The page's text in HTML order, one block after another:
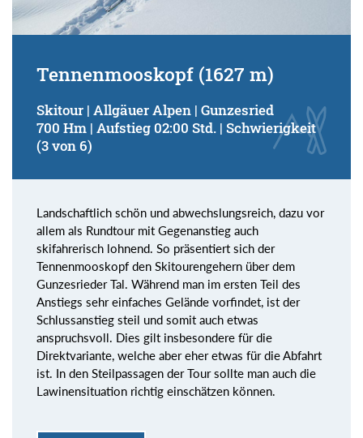
Tennenmooskopf (1627 m)
Skitour | Allgäuer Alpen | Gunzesried
700 Hm | Aufstieg 02:00 Std. | Schwierigkeit
(3 von 6)
Landschaftlich schön und abwechslungsreich, dazu vor
allem als Rundtour mit Gegenanstieg auch
skifahrerisch lohnend. So präsentiert sich der
Tennenmooskopf den Skitourengehern über dem
Gunzesrieder Tal. Während man im ersten Teil des
Anstiegs sehr einfaches Gelände vorfindet, ist der
Schlussanstieg steil und somit auch etwas
anspruchsvoll. Dies gilt insbesondere für die
Direktvariante, welche aber eher etwas für die Abfahrt
ist. In den Steilpassagen der Tour sollte man auch die
Lawinensituation richtig einschätzen können.